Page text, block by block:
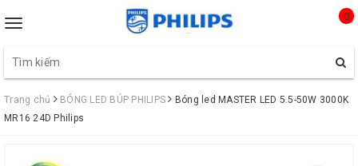
Toggle
0
Trang chủ BÓNG LED BÚP PHILIPS
Bóng led MASTER LED 5.5-50W 3000K
MR16 24D Philips